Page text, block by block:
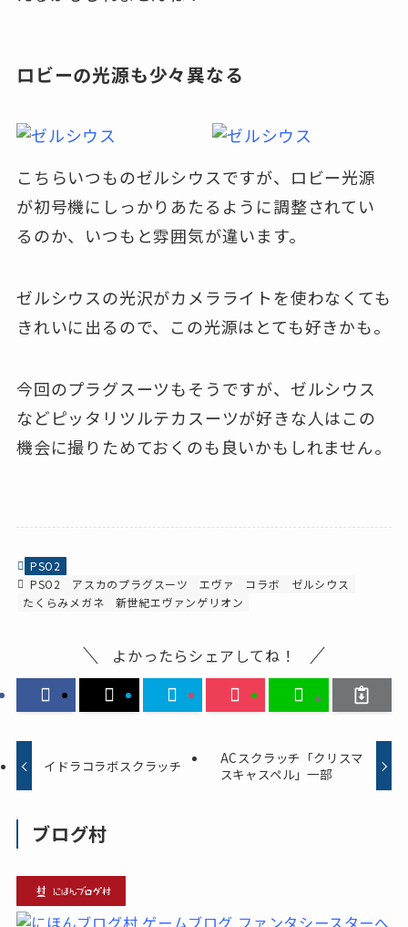
ロビーの光源も少々異なる
こちらいつものゼルシウスですが、ロビー光源
が初号機にしっかりあたるように調整されてい
るのか、いつもと雰囲気が違います。
ゼルシウスの光沢がカメラライトを使わなくても
きれいに出るので、この光源はとても好きかも。
今回のプラグスーツもそうですが、ゼルシウス
などピッタリツルテカスーツが好きな人はこの
機会に撮りためておくのも良いかもしれません。
PSO2
PSO2
アスカのプラグスーツ エヴァ コラボ
ゼルシウス
たくらみメガネ
新世紀エヴァンゲリオン
よかったらシェアしてね！
イドラコラボスクラッチ
ACスクラッチ「クリスマ
スキャスペル」一部
ブログ村